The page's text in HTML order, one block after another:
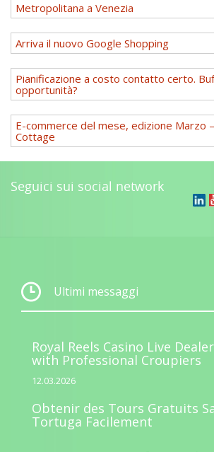
Metropolitana a Venezia
Arriva il nuovo Google Shopping
Pianificazione a costo contatto certo.
opportunità?
E-commerce del mese, edizione Marzo
Cottage
Seguici sui social network
Ultimi messaggi
Royal Reels Casino Live
with Professional Croupiers
12.03.2026
Obtenir des Tours Gratuits
Tortuga Facilement